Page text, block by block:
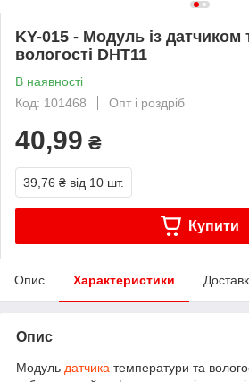
KY-015 - Модуль із датчиком
вологості DHT11
В наявності
Код: 101468
Опт і роздріб
40,99 ₴
39,76 ₴ від 10 шт.
Купити
Опис Характеристики
Опис
Модуль датчика температури та